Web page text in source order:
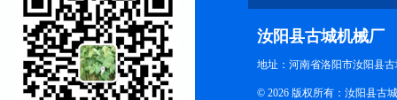
汝阳县古城机械厂
地址：河南省洛阳市汝阳县
© 2026 版权所有：汝阳县古